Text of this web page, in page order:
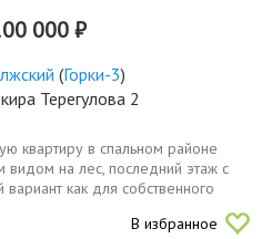
000 ₽
(Горки-3)
Терегулова 2
квартиру в спальном районе
видом на лес, последний этаж с
как для собственного
характеристикиплощадь
В избранное